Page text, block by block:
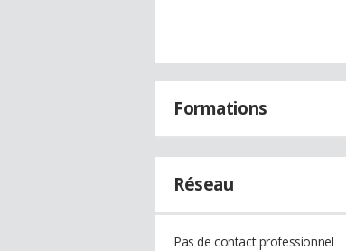
Formations
Réseau
Pas de contact professionnel